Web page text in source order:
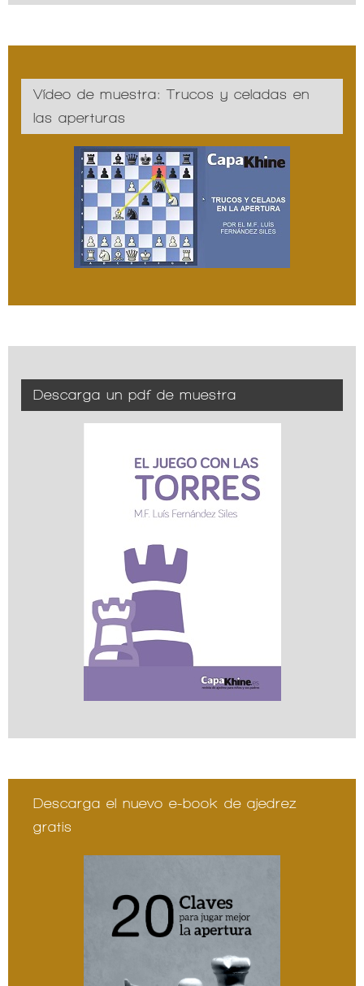
Vídeo de muestra: Trucos y celadas en
las aperturas
Descarga un pdf de muestra
Descarga el nuevo e-book de ajedrez
gratis